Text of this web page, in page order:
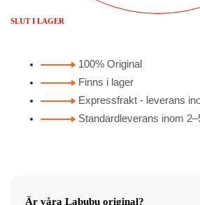
SLUT I LAGER
100% Original
Finns i lager
Expressfrakt - leverans
Standardleverans inom
Är våra Labubu original?